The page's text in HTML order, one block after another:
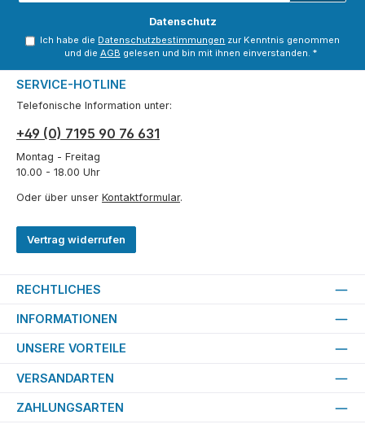
Datenschutz
Ich habe die Datenschutzbestimmungen zur Kenntnis genommen
und die AGB gelesen und bin mit ihnen einverstanden. *
SERVICE-HOTLINE
Telefonische Information unter:
+49 (0) 7195 90 76 631
Montag - Freitag
10.00 - 18.00 Uhr
Oder über unser Kontaktformular.
Vertrag widerrufen
RECHTLICHES
INFORMATIONEN
UNSERE VORTEILE
VERSANDARTEN
ZAHLUNGSARTEN